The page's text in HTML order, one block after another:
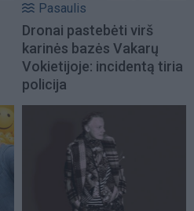
Pasaulis
Dronai pastebėti virš
karinės bazės Vakarų
Vokietijoje: incidentą tiria
policija